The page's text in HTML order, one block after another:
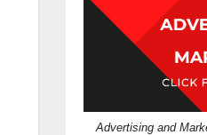
Advertising and